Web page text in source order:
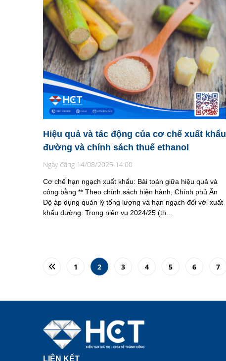
Hiệu quả và tác động của cơ chế xuất khẩu
đường và chính sách thuế ethanol
Ngày đăng 14/08/2025 14:00
Cơ chế hạn ngạch xuất khẩu: Bài toán giữa hiệu quả và
công bằng ** Theo chính sách hiện hành, Chính phủ Ấn
Độ áp dụng quản lý tổng lượng và hạn ngạch đối với xuất
khẩu đường. Trong niên vụ 2024/25 (th...
1 2 3 4 5 6 7
LIÊN KẾT